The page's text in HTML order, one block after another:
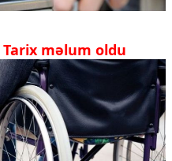
Tarix məlum oldu